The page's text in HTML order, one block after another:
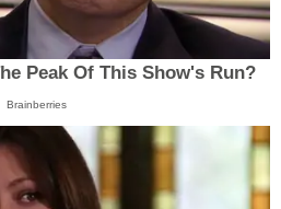
Peak Of This Show's Run?
Brainberries